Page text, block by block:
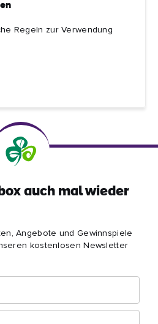
Regeln zur Verwendung
auch mal wieder
Angebote und Gewinnspiele
kostenlosen Newsletter